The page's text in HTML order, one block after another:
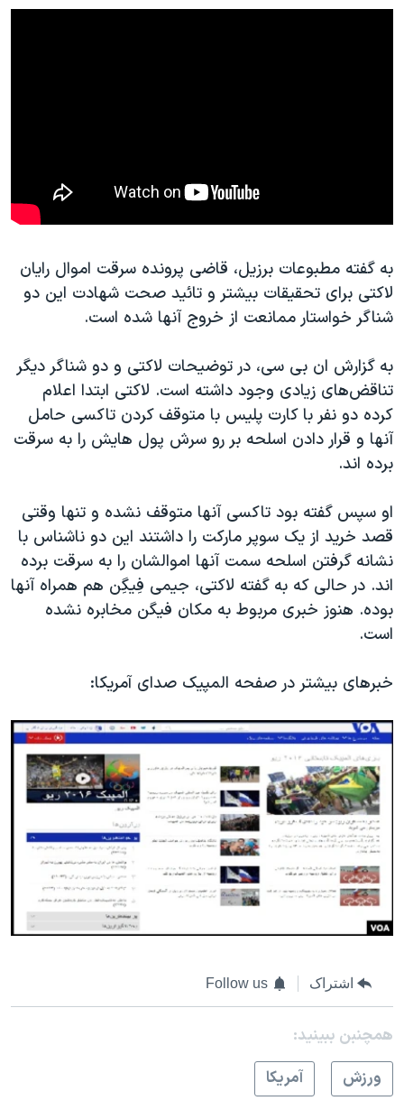
به گفته مطبوعات برزیل، قاضی پرونده سرقت اموال رایان
لاکتی برای تحقیقات بیشتر و تائید صحت شهادت این دو
شناگر خواستار ممانعت از خروج آنها شده است.
به گزارش ان بی سی، در توضیحات لاکتی و دو شناگر دیگر
تناقض‌های زیادی وجود داشته است. لاکتی ابتدا اعلام
کرده دو نفر با کارت پلیس با متوقف کردن تاکسی حامل
آنها و قرار دادن اسلحه بر رو سرش پول هایش را به سرقت
برده اند.
او سپس گفته بود تاکسی آنها متوقف نشده و تنها وقتی
قصد خرید از یک سوپر مارکت را داشتند این دو ناشناس با
نشانه گرفتن اسلحه سمت آنها اموالشان را به سرقت برده
اند. در حالی که به گفته لاکتی، جیمی فِیگِن هم همراه آنها
بوده. هنوز خبری مربوط به مکان فیگن مخابره نشده
است.
خبرهای بیشتر در صفحه المپیک صدای آمریکا:
اشتراک Follow us
همچنبن ببینید:
ورزش
آمريکا